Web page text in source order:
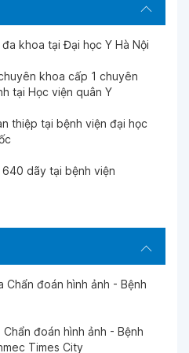
khoa tại Đại học Y Hà Nội
khoa cấp 1 chuyên
tại Học viện quân Y
thiệp tại bệnh viện đại học
dãy tại bệnh viện
Chẩn đoán hình ảnh - Bệnh
đoán hình ảnh - Bệnh
Times City